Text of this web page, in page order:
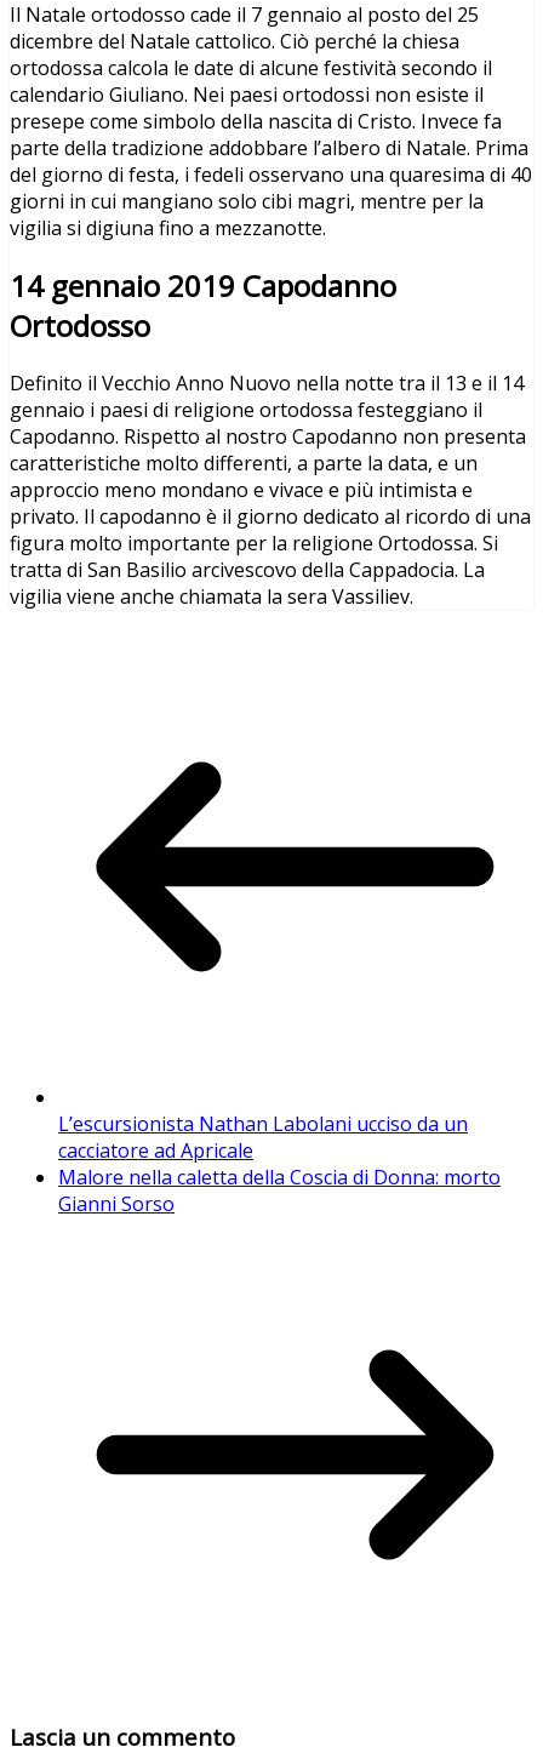
Il Natale ortodosso cade il 7 gennaio al posto del 25
dicembre del Natale cattolico. Ciò perché la chiesa
ortodossa calcola le date di alcune festività secondo il
calendario Giuliano. Nei paesi ortodossi non esiste il
presepe come simbolo della nascita di Cristo. Invece fa
parte della tradizione addobbare l’albero di Natale. Prima
del giorno di festa, i fedeli osservano una quaresima di 40
giorni in cui mangiano solo cibi magri, mentre per la
vigilia si digiuna fino a mezzanotte.
14 gennaio 2019 Capodanno
Ortodosso
Definito il Vecchio Anno Nuovo nella notte tra il 13 e il 14
gennaio i paesi di religione ortodossa festeggiano il
Capodanno. Rispetto al nostro Capodanno non presenta
caratteristiche molto differenti, a parte la data, e un
approccio meno mondano e vivace e più intimista e
privato. Il capodanno è il giorno dedicato al ricordo di una
figura molto importante per la religione Ortodossa. Si
tratta di San Basilio arcivescovo della Cappadocia. La
vigilia viene anche chiamata la sera Vassiliev.
L’escursionista Nathan Labolani ucciso da un
cacciatore ad Apricale
Malore nella caletta della Coscia di Donna: morto
Gianni Sorso
Lascia un commento